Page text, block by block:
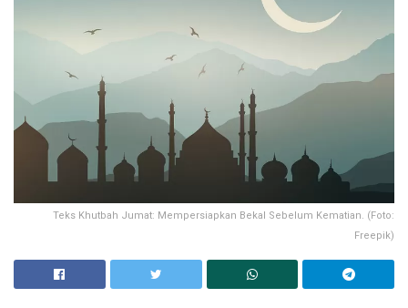
Teks Khutbah Jumat: Mempersiapkan Bekal Sebelum Kematian. (Foto:
Freepik)